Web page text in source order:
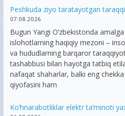
Peshkuda ziyo taratayotgan
07.08.2026
Bugun Yangi O‘zbekistonda
islohotlarning haqiqiy mezoni –
va hududlarning barqaror
tashabbusi bilan hayotga tatbiq
nafaqat shaharlar, balki eng
qiyofasini ham
Ko’hnarabotliklar elektr ta’minoti